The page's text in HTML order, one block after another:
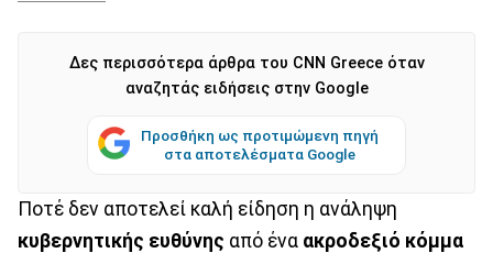
Δες περισσότερα άρθρα του CNN Greece όταν
αναζητάς ειδήσεις στην Google
Προσθήκη ως προτιμώμενη πηγή
στα αποτελέσματα Google
Ποτέ δεν αποτελεί καλή είδηση η ανάληψη
κυβερνητικής ευθύνης από ένα ακροδεξιό κόμμα